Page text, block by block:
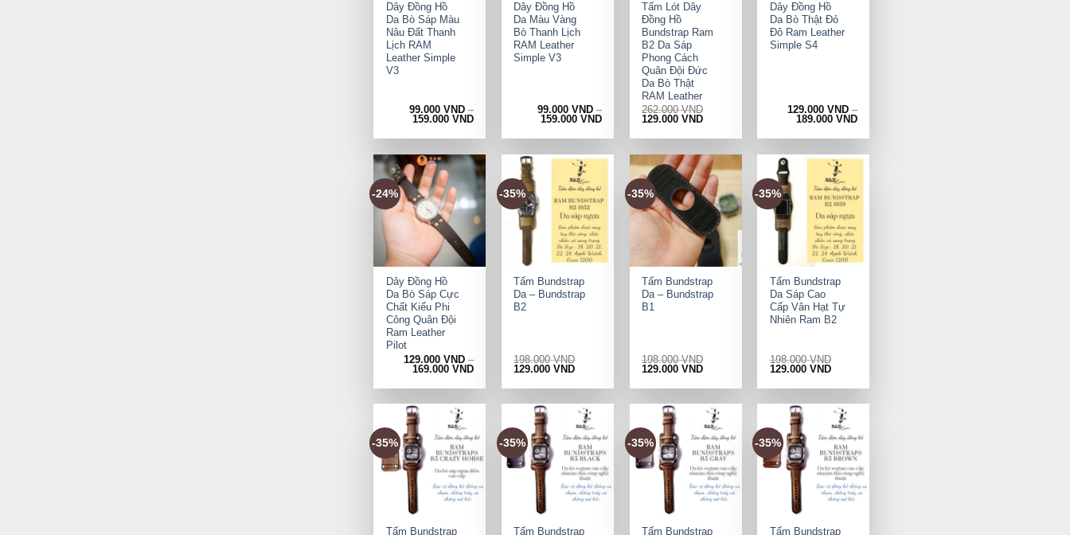
Dây Đồng Hồ
Da Bò Sáp Màu
Nâu Đất Thanh
Lịch RAM
Leather Simple
V3
99.000 VND–
159.000 VND
Dây Đồng Hồ
Da Màu Vàng
Bò Thanh Lịch
RAM Leather
Simple V3
99.000 VND–
159.000 VND
Tấm Lót Dây
Đồng Hồ
Bundstrap Ram
B2 Da Sáp
Phong Cách
Quân Đội Đức
Da Bò Thật
RAM Leather
262.000VND
Original
was:
129.000 VNDCurrent
is:
Dây Đồng Hồ
Da Bò Thật Đỏ
Đô Ram Leather
Simple S4
129.000 VND–
189.000 VND
-24%
+
Dây Đồng Hồ
Da Bò Sáp Cực
Chất Kiểu Phi
Công Quân Đội
Ram Leather
Pilot
129.000 VND–
169.000 VND
-35%
Tấm Bundstrap
Da – Bundstrap
B2
198.000VND
Original
was:
129.000VNDCurrent
is:
-35%
Tấm Bundstrap
Da – Bundstrap
B1
198.000VND
Original
was:
129.000 VNDCurrent
is:
-35%
+
Tấm Bundstrap
Da Sáp Cao
Cấp Vân Hạt Tự
Nhiên Ram B2
198.000VND
Original
was:
129.000 VNDCurrent
is:
-35%
Tấm Bundstrap
-35%
Tấm Bundstrap
-35%
Tấm Bundstrap
-35%
Tấm Bundstrap